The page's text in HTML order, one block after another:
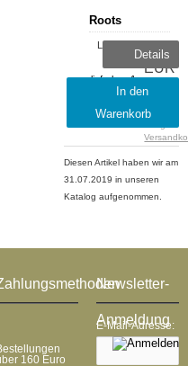
Roots
Lieferzeit:
sofort
lieferbar, 1-
2 Tage
11,99
EUR
MwSt.
Details
In den
Warenkorb
Diesen Artikel haben wir am
31.07.2019 in unseren
Katalog aufgenommen.
160 Euro
Newsletter-
Anmeldung
E-Mail-Adresse: